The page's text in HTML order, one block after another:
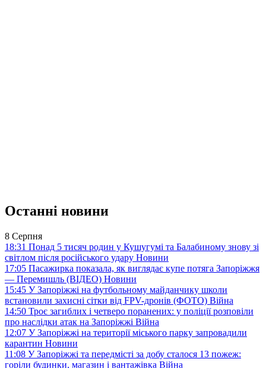
Останні новини
8 Серпня
18:31 Понад 5 тисяч родин у Кушугумі та Балабиному знову зі
світлом після російського удару Новини
17:05 Пасажирка показала, як виглядає купе потяга Запоріжжя
— Перемишль (ВІДЕО) Новини
15:45 У Запоріжжі на футбольному майданчику школи
встановили захисні сітки від FPV-дронів (ФОТО) Війна
14:50 Троє загиблих і четверо поранених: у поліції розповіли
про наслідки атак на Запоріжжі Війна
12:07 У Запоріжжі на території міського парку запровадили
карантин Новини
11:08 У Запоріжжі та передмісті за добу сталося 13 пожеж:
горіли будинки, магазин і вантажівка Війна